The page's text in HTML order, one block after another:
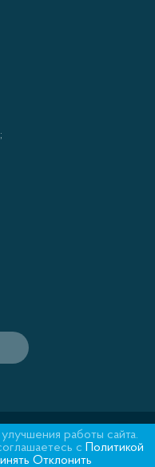
работы сайта.
с
Политикой
Отклонить